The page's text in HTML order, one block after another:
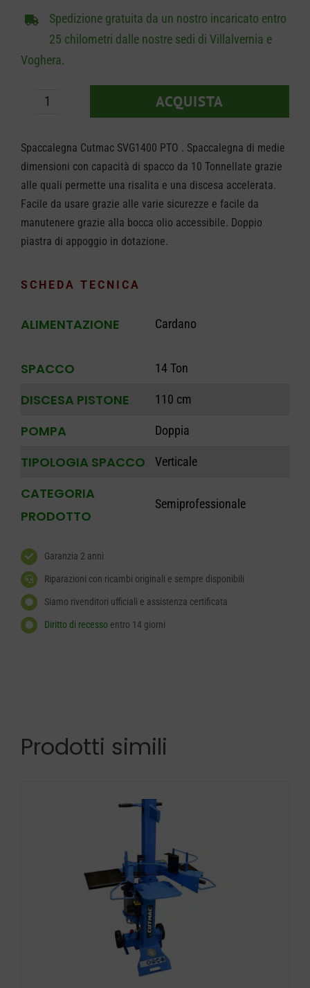
Spedizione gratuita da un nostro incaricato entro
25 chilometri dalle nostre sedi di Villalvernia e
Voghera.
Spaccalegna
Cutmac
SVG
1400
PTO
quantità
ACQUISTA
Spaccalegna Cutmac SVG1400 PTO . Spaccalegna di medie
dimensioni con capacità di spacco da 10 Tonnellate grazie
alle quali permette una risalita e una discesa accelerata.
Facile da usare grazie alle varie sicurezze e facile da
manutenere grazie alla bocca olio accessibile. Doppio
piastra di appoggio in dotazione.
SCHEDA TECNICA
ALIMENTAZIONE Cardano
SPACCO 14 Ton
DISCESA PISTONE 110 cm
POMPA Doppia
TIPOLOGIA SPACCO Verticale
CATEGORIA
PRODOTTO
Semiprofessionale
Garanzia 2 anni
Riparazioni con ricambi originali e sempre disponibili
Siamo rivenditori ufficiali e assistenza certificata
Diritto di recessoentro 14 giorni
Prodotti simili